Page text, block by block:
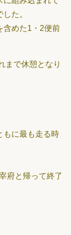
た。
含めた1・2便前
まで休憩となり
もに最も走る時
府と帰って終了